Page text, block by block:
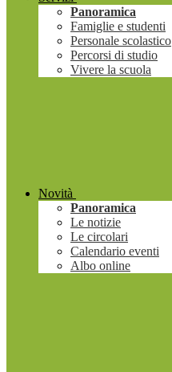
Panoramica
Famiglie e studenti
Personale scolastico
Percorsi di studio
Vivere la scuola
Novità
Panoramica
Le notizie
Le circolari
Calendario eventi
Albo online